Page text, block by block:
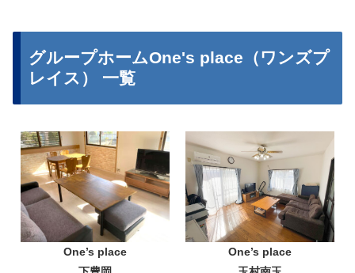
グループホームOne's place（ワンズプ
レイス） 一覧
One’s place
One’s place